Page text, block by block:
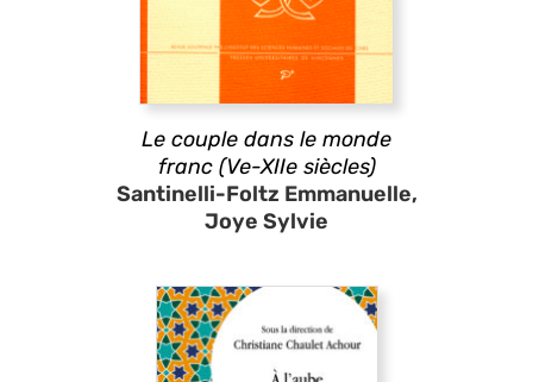
Le couple dans le monde
franc (Ve-XIIe siècles)
Santinelli-Foltz Emmanuelle,
Joye Sylvie